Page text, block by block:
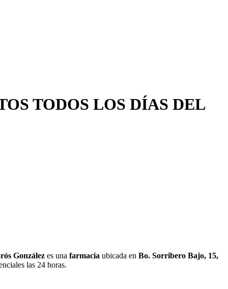
TODOS LOS DÍAS DEL
González es una farmacia ubicada en Bo. Sorribero Bajo, 15,
las 24 horas.